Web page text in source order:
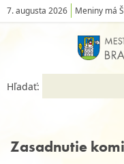
7. augusta 2026 Meniny má
Hľadať:
Zasadnutie